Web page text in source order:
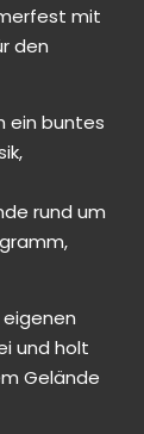
mit
den
ein buntes
rund um
und holt
Gelände